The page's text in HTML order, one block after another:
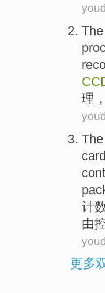
The
理 ，
card
计
由
更多